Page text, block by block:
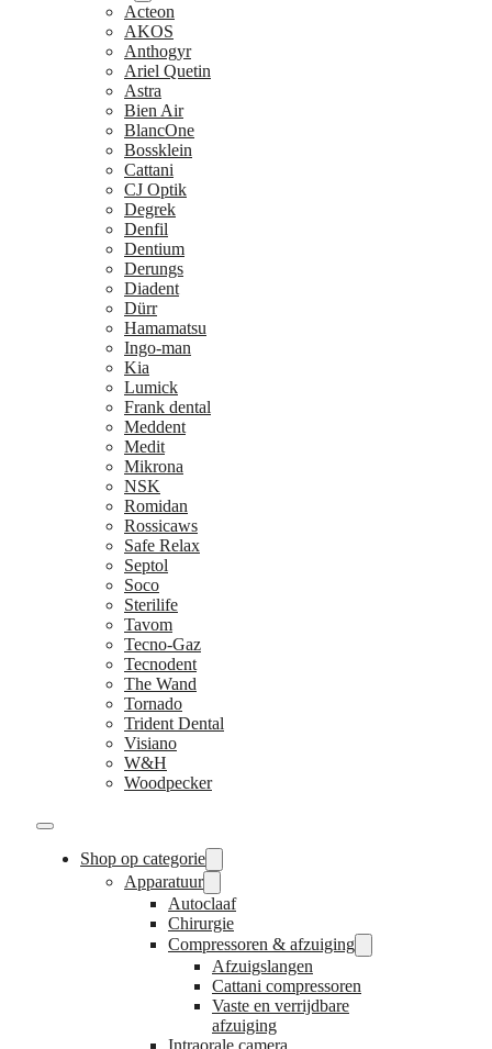
Acteon
AKOS
Anthogyr
Ariel Quetin
Astra
Bien Air
BlancOne
Bossklein
Cattani
CJ Optik
Degrek
Denfil
Dentium
Derungs
Diadent
Dürr
Hamamatsu
Ingo-man
Kia
Lumick
Frank dental
Meddent
Medit
Mikrona
NSK
Romidan
Rossicaws
Safe Relax
Septol
Soco
Sterilife
Tavom
Tecno-Gaz
Tecnodent
The Wand
Tornado
Trident Dental
Visiano
W&H
Woodpecker
Shop op categorie
Apparatuur
Autoclaaf
Chirurgie
Compressoren & afzuiging
Afzuigslangen
Cattani compressoren
Vaste en verrijdbare
afzuiging
Intraorale camera